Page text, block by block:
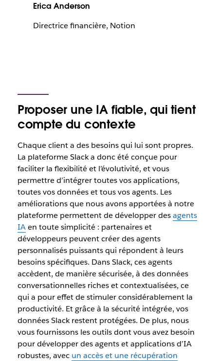
Erica Anderson
Directrice financière, Notion
Proposer une IA fiable, qui tient
compte du contexte
Chaque client a des besoins qui lui sont propres.
La plateforme Slack a donc été conçue pour
faciliter la flexibilité et l’évolutivité, et vous
permettre d’intégrer toutes vos applications,
toutes vos données et tous vos agents. Les
améliorations que nous avons apportées à notre
plateforme permettent de développer desagents
IAen toute simplicité : partenaires et
développeurs peuvent créer des agents
personnalisés puissants qui répondent à leurs
besoins spécifiques. Dans Slack, ces agents
accèdent, de manière sécurisée, à des données
conversationnelles riches et contextualisées, ce
qui a pour effet de stimuler considérablement la
productivité. Et grâce à la sécurité intégrée, vos
données Slack restent protégées. De plus, nous
vous fournissons les outils dont vous avez besoin
pour développer des agents et applications d’IA
robustes, avec un accès et une récupération